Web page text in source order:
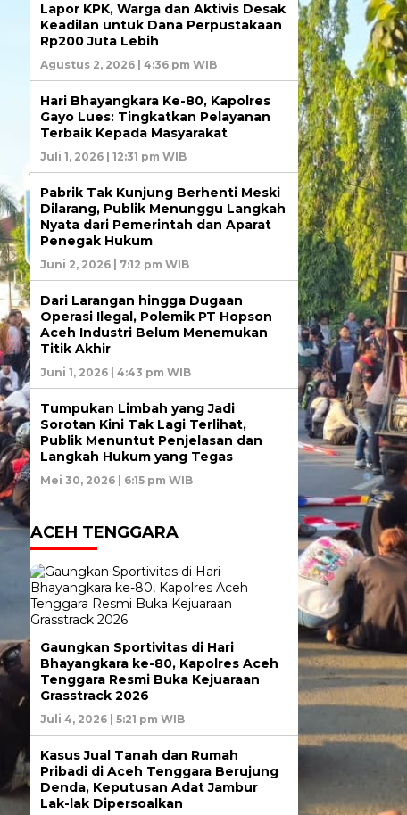
Lapor KPK, Warga dan Aktivis Desak
Keadilan untuk Dana Perpustakaan
Rp200 Juta Lebih
Agustus 2, 2026 | 4:36 pm WIB
Hari Bhayangkara Ke-80, Kapolres
Gayo Lues: Tingkatkan Pelayanan
Terbaik Kepada Masyarakat
Juli 1, 2026 | 12:31 pm WIB
Pabrik Tak Kunjung Berhenti Meski
Dilarang, Publik Menunggu Langkah
Nyata dari Pemerintah dan Aparat
Penegak Hukum
Juni 2, 2026 | 7:12 pm WIB
Dari Larangan hingga Dugaan
Operasi Ilegal, Polemik PT Hopson
Aceh Industri Belum Menemukan
Titik Akhir
Juni 1, 2026 | 4:43 pm WIB
Tumpukan Limbah yang Jadi
Sorotan Kini Tak Lagi Terlihat,
Publik Menuntut Penjelasan dan
Langkah Hukum yang Tegas
Mei 30, 2026 | 6:15 pm WIB
ACEH TENGGARA
Gaungkan Sportivitas di Hari
Bhayangkara ke-80, Kapolres Aceh
Tenggara Resmi Buka Kejuaraan
Grasstrack 2026
Juli 4, 2026 | 5:21 pm WIB
Kasus Jual Tanah dan Rumah
Pribadi di Aceh Tenggara Berujung
Denda, Keputusan Adat Jambur
Lak-lak Dipersoalkan